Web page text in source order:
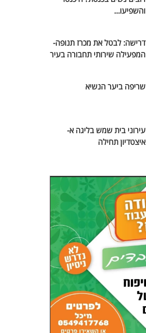
והשפיעו...
דרישה: לבטל את מכרז תנופה-
המפעילה שירותי תחבורה בעיר
שריפה ביער הנשיא
עירוני בית שמש בליגה א-
איצטדיון תחילה